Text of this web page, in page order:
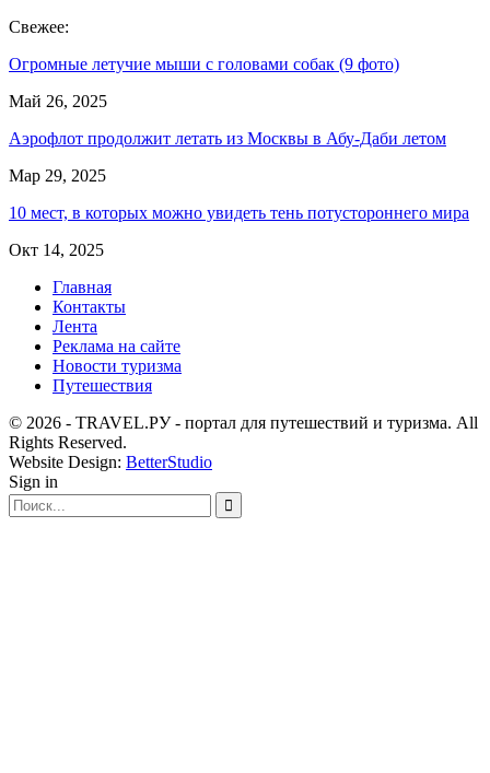
Свежее:
Огромные летучие мыши с головами собак (9 фото)
Май 26, 2025
Аэрофлот продолжит летать из Москвы в Абу-Даби летом
Мар 29, 2025
10 мест, в которых можно увидеть тень потустороннего мира
Окт 14, 2025
Главная
Контакты
Лента
Реклама на сайте
Новости туризма
Путешествия
© 2026 - TRAVEL.РУ - портал для путешествий и туризма. All
Rights Reserved.
Website Design: BetterStudio
Sign in